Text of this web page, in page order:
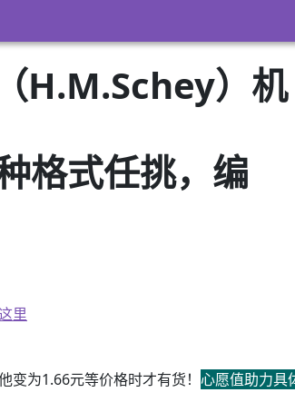
H.M.Schey）机
格式任挑，编
里
为1.66元等价格时才有货！ 心愿值助力具